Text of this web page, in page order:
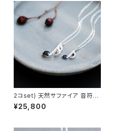
2コset) 天然サファイア 音符
ペア ネックレス シルバー925
¥25,800